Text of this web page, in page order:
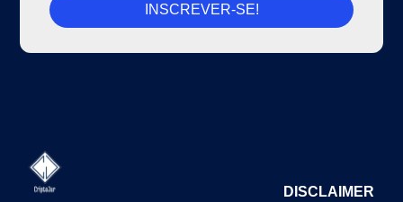
INSCREVER-SE!
DISCLAIMER